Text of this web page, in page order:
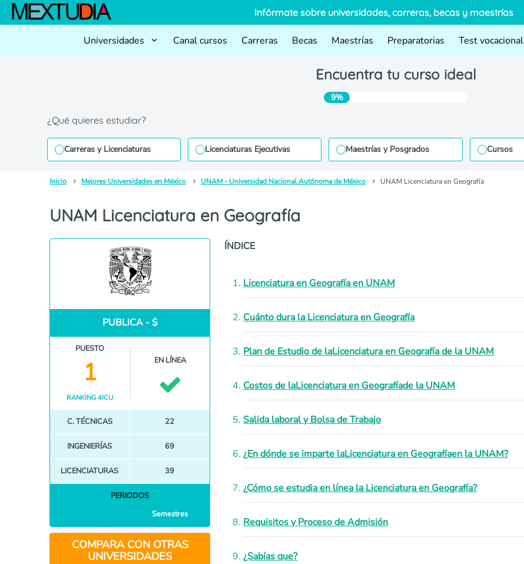
Infórmate sobre universidades, carreras, becas y maestrías
Universidades Canal cursos Carreras Becas Maestrías Preparatorias Test vocacional
Encuentra tu curso ideal
9%
¿Qué quieres estudiar?
Carreras y Licenciaturas Licenciaturas Ejecutivas Maestrías y Posgrados Cursos
Inicio Mejores Universidades en México UNAM - Universidad Nacional Autónoma de México UNAM Licenciatura en Geografía
UNAM Licenciatura en Geografía
PUBLICA - $
PUESTO
1
RANKING 4ICU
EN LÍNEA
C. TÉCNICAS 22
INGENIERÍAS 69
LICENCIATURAS 39
PERIODOS
Semestres
COMPARA CON OTRAS
UNIVERSIDADES
ÍNDICE
Licenciatura en Geografía en UNAM
Cuánto dura la Licenciatura en Geografía
Plan de Estudio de laLicenciatura en Geografíade la UNAM
Costos de laLicenciatura en Geografíade la UNAM
Salida laboral y Bolsa de Trabajo
¿En dónde se imparte laLicenciatura en Geografíaen la UNAM?
¿Cómo se estudia en línea la Licenciatura en Geografía?
Requisitos y Proceso de Admisión
¿Sabías que?